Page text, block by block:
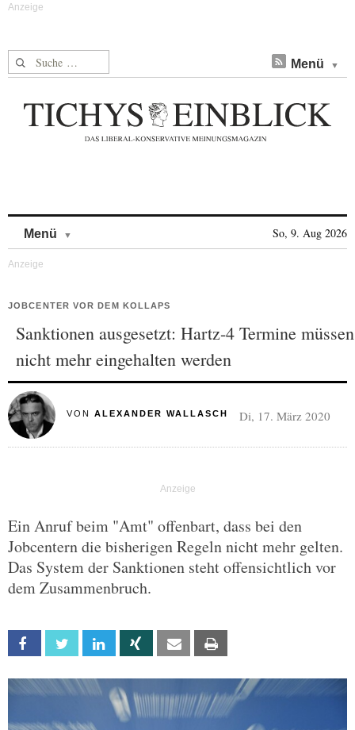
Suche nach: Menü
Menü So, 9. Aug 2026
JOBCENTER VOR DEM KOLLAPS
Sanktionen ausgesetzt: Hartz-4 Termine müssen
nicht mehr eingehalten werden
VON ALEXANDER WALLASCH Di, 17. März 2020
Ein Anruf beim "Amt" offenbart, dass bei den
Jobcentern die bisherigen Regeln nicht mehr gelten.
Das System der Sanktionen steht offensichtlich vor
dem Zusammenbruch.
Facebook Twitter Linkedin Xing Email